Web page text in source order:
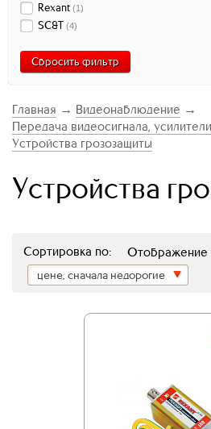
Rexant (1)
SC&T (4)
Сбросить фильтр
Главная → Видеонаблюдение →
Передача видеосигнала, усилители
Устройства грозозащиты
Устройства
Отображение
Сортировка по:
цене, сначала недорогие